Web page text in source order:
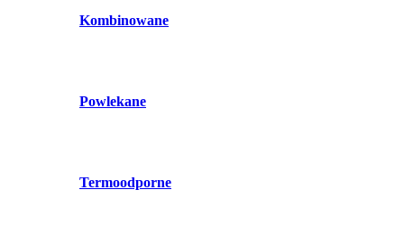
Kombinowane
Powlekane
Termoodporne